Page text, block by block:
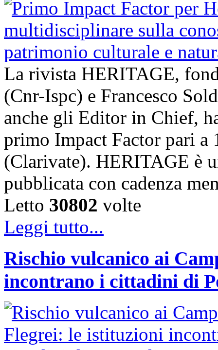
La rivista HERITAGE,
(Cnr-Ispc) e Francesco
anche gli Editor in Chief,
primo Impact Factor pari a
(Clarivate). HERITAGE è
pubblicata con cadenza
Letto 30802 volte
Leggi tutto...
Rischio vulcanico ai
incontrano i cittadini di